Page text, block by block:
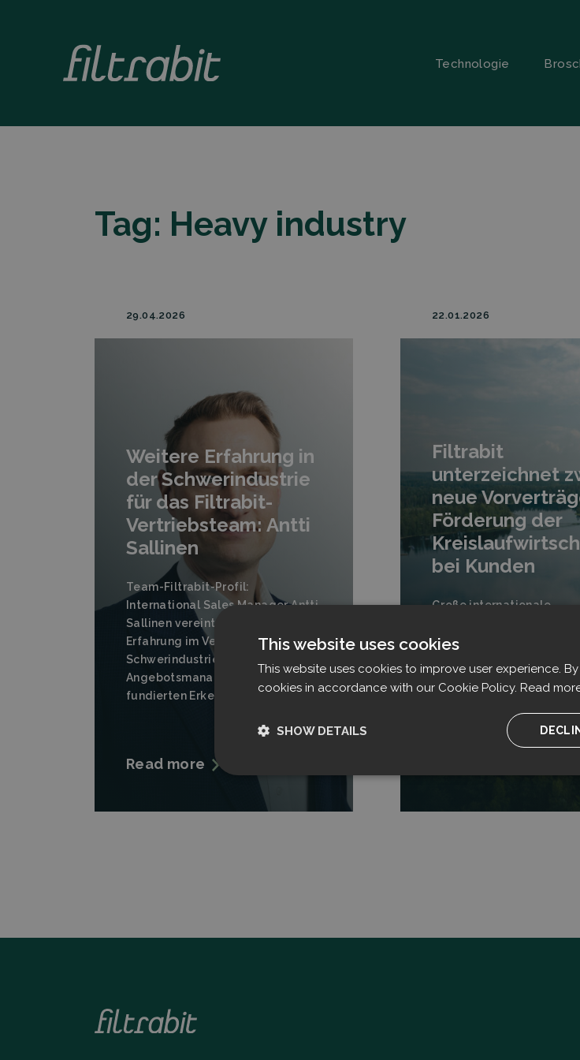
Technologie
Tag: Heavy industry
29.04.2026
Weitere Erfahrung in
der Schwerindustrie
für das Filtrabit-
Vertriebsteam: Antti
Sallinen
Team-Filtrabit-Profil:
International Sales Manager Antti
Sallinen vereint 20 Jahre
Erfahrung im Vertrieb der
Schwerindustrie und im
Angebotsmanagement zu
fundierten Erkenntnissen.
Read more
22.01.2026
Filtrabit
unterzeichnet
neue
Förderung der
bei Kunden
Große internationale
haben sich für Filtrabit
Recyclingquoten in ihrem
Materialumschlag zu
This website uses cookies
This website uses cookies to improve user experience.
cookies in accordance with our Cookie Policy. Read
SHOW DETAILS
Strictly necessary Performance